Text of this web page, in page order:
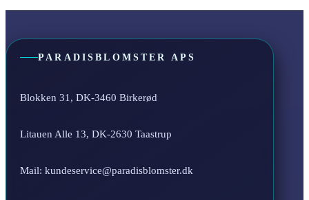
PARADISBLOMSTER APS
Blokken 31, DK-3460 Birkerød
Litauen Alle 13, DK-2630 Taastrup
Mail: kundeservice@paradisblomster.dk